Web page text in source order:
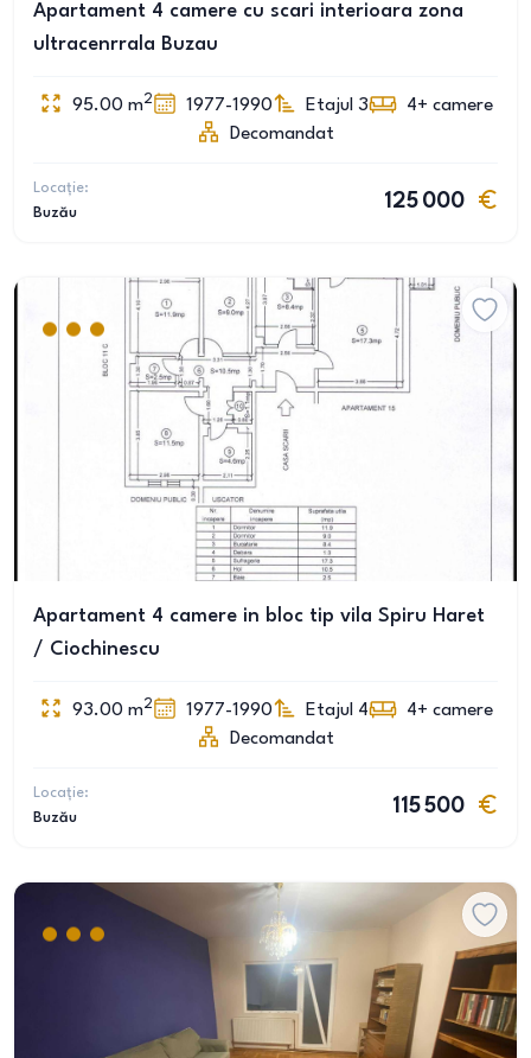
Apartament 4 camere cu scari interioara zona
ultracenrrala Buzau
95.00 m2 1977-1990 Etajul 3 4+ camere
Decomandat
Locație:
Buzău
125 000
Apartament 4 camere in bloc tip vila Spiru Haret
/ Ciochinescu
93.00 m2 1977-1990 Etajul 4 4+ camere
Decomandat
Locație:
Buzău
115 500